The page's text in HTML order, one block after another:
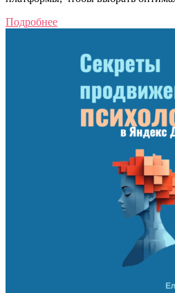
Подробнее